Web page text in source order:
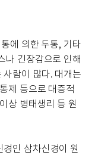
에 의한 두통, 기타
나 긴장감으로 인해
사람이 많다. 대개는
제 등으로 대증적
상 병태생리 등 원
인 삼차신경이 원